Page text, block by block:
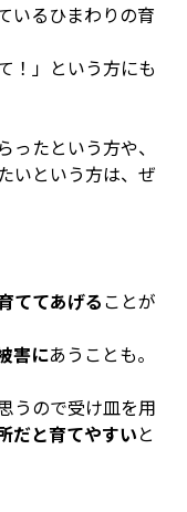
いるひまわりの育
！」という方にも
たという方や、
いという方は、ぜ
ててあげることが
害にあうことも。
うので受け皿を用
だと育てやすいと